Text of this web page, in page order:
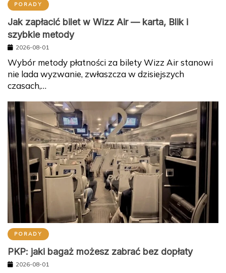
PORADY
Jak zapłacić bilet w Wizz Air — karta, Blik i
szybkie metody
2026-08-01
Wybór metody płatności za bilety Wizz Air stanowi
nie lada wyzwanie, zwłaszcza w dzisiejszych
czasach,…
PORADY
PKP: jaki bagaż możesz zabrać bez dopłaty
2026-08-01